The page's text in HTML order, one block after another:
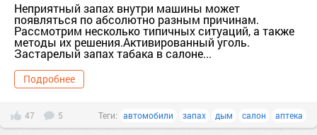
Неприятный запах внутри машины может
появляться по абсолютно разным причинам.
Рассмотрим несколько типичных ситуаций, а также
методы их решения.Активированный уголь.
Застарелый запах табака в салоне...
Подробнее
47 5 Теги: автомобили запах дым салон аптека